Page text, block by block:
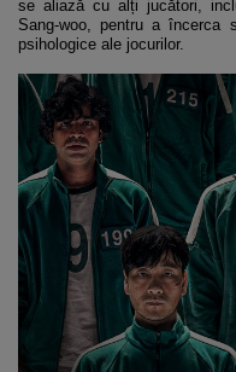
se aliază cu alți jucători,
Sang-woo, pentru a încerca
psihologice ale jocurilor.